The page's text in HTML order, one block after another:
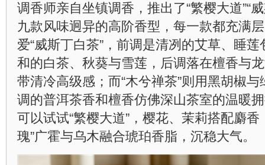
调香师亲自坐镇调香，推出了“繁樱大道”“
九款风味迥异的高阶香型，每一款都充满
爱“威斯丁白茶”，前调是清冽的艾草、睡
和的白茶、秋葵与雪莲，后调落在檀香与
带清冷高级感；而“木兮禅茶”则用黑胡椒
调的普洱茶香和檀香仿佛深山茶室的温暖
可以试试“繁樱大道”，樱花、茉莉搭配麝
瑰”广霍与乌木融合琥珀香脂，沉稳大气。